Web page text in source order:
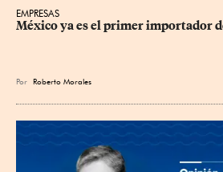
EMPRESAS
México ya es el primer importador
Por Roberto Morales